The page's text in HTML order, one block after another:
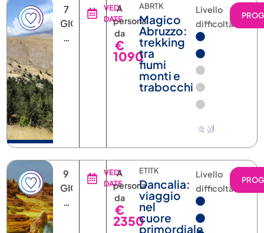
7
GIORNI
6
VEDI
DATE
A
persona
da
€
1090
ABRTK
Magico
Abruzzo:
trekking
tra
fiumi
monti e
trabocchi
Livello
difficoltà
9
GIORNI
6
VEDI
DATE
A
persona
da
€
2350
ETITK
Dancalia:
viaggio
nel
cuore
primordiale
Livello
difficoltà